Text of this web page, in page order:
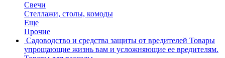
Свечи
Стеллажи, столы, комоды
Еще
Прочие
Садоводство и средства защиты от вредителей Товары
упрощающие жизнь вам и усложняющие ее вредителям.